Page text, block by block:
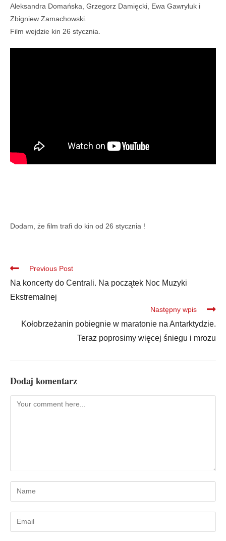
Aleksandra Domańska, Grzegorz Damięcki, Ewa Gawryluk i
Zbigniew Zamachowski.
Film wejdzie kin 26 stycznia.
Dodam, że film trafi do kin od 26 stycznia !
Previous Post
Na koncerty do Centrali. Na początek Noc Muzyki
Ekstremalnej
Następny wpis
Kołobrzeżanin pobiegnie w maratonie na Antarktydzie.
Teraz poprosimy więcej śniegu i mrozu
Dodaj komentarz